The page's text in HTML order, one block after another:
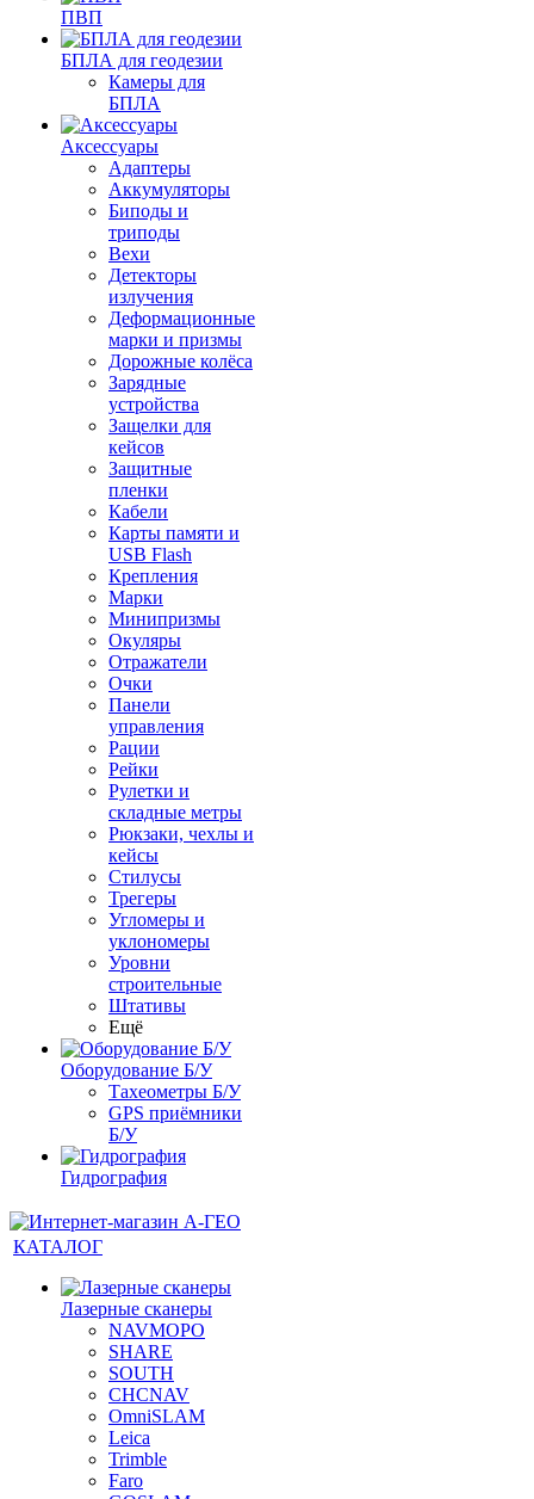
ПВП
БПЛА для геодезии
Камеры для
БПЛА
Аксессуары
Адаптеры
Аккумуляторы
Биподы и
триподы
Вехи
Детекторы
излучения
Деформационные
марки и призмы
Дорожные колёса
Зарядные
устройства
Защелки для
кейсов
Защитные
пленки
Кабели
Карты памяти и
USB Flash
Крепления
Марки
Минипризмы
Окуляры
Отражатели
Очки
Панели
управления
Рации
Рейки
Рулетки и
складные метры
Рюкзаки, чехлы и
кейсы
Стилусы
Трегеры
Угломеры и
уклономеры
Уровни
строительные
Штативы
Ещё
Оборудование Б/У
Тахеометры Б/У
GPS приёмники
Б/У
Гидрография
КАТАЛОГ
Лазерные сканеры
NAVMOPO
SHARE
SOUTH
CHCNAV
OmniSLAM
Leica
Trimble
Faro